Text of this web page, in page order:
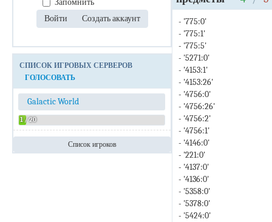
Запомнить
СПИСОК ИГРОВЫХ СЕРВЕРОВ
ГОЛОСОВАТЬ
Galactic World
1 / 20
Список игроков
- '775:0'
- '775:1'
- '775:5'
- '5271:0'
- '4153:1'
- '4153:26'
- '4756:0'
- '4756:26'
- '4756:2'
- '4756:1'
- '4146:0'
- '221:0'
- '4137:0'
- '4136:0'
- '5358:0'
- '5378:0'
- '5424:0'